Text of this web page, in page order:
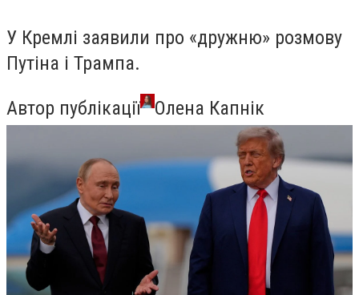
У Кремлі заявили про «дружню» розмову
Путіна і Трампа.
Автор публікації
Олена Капнік